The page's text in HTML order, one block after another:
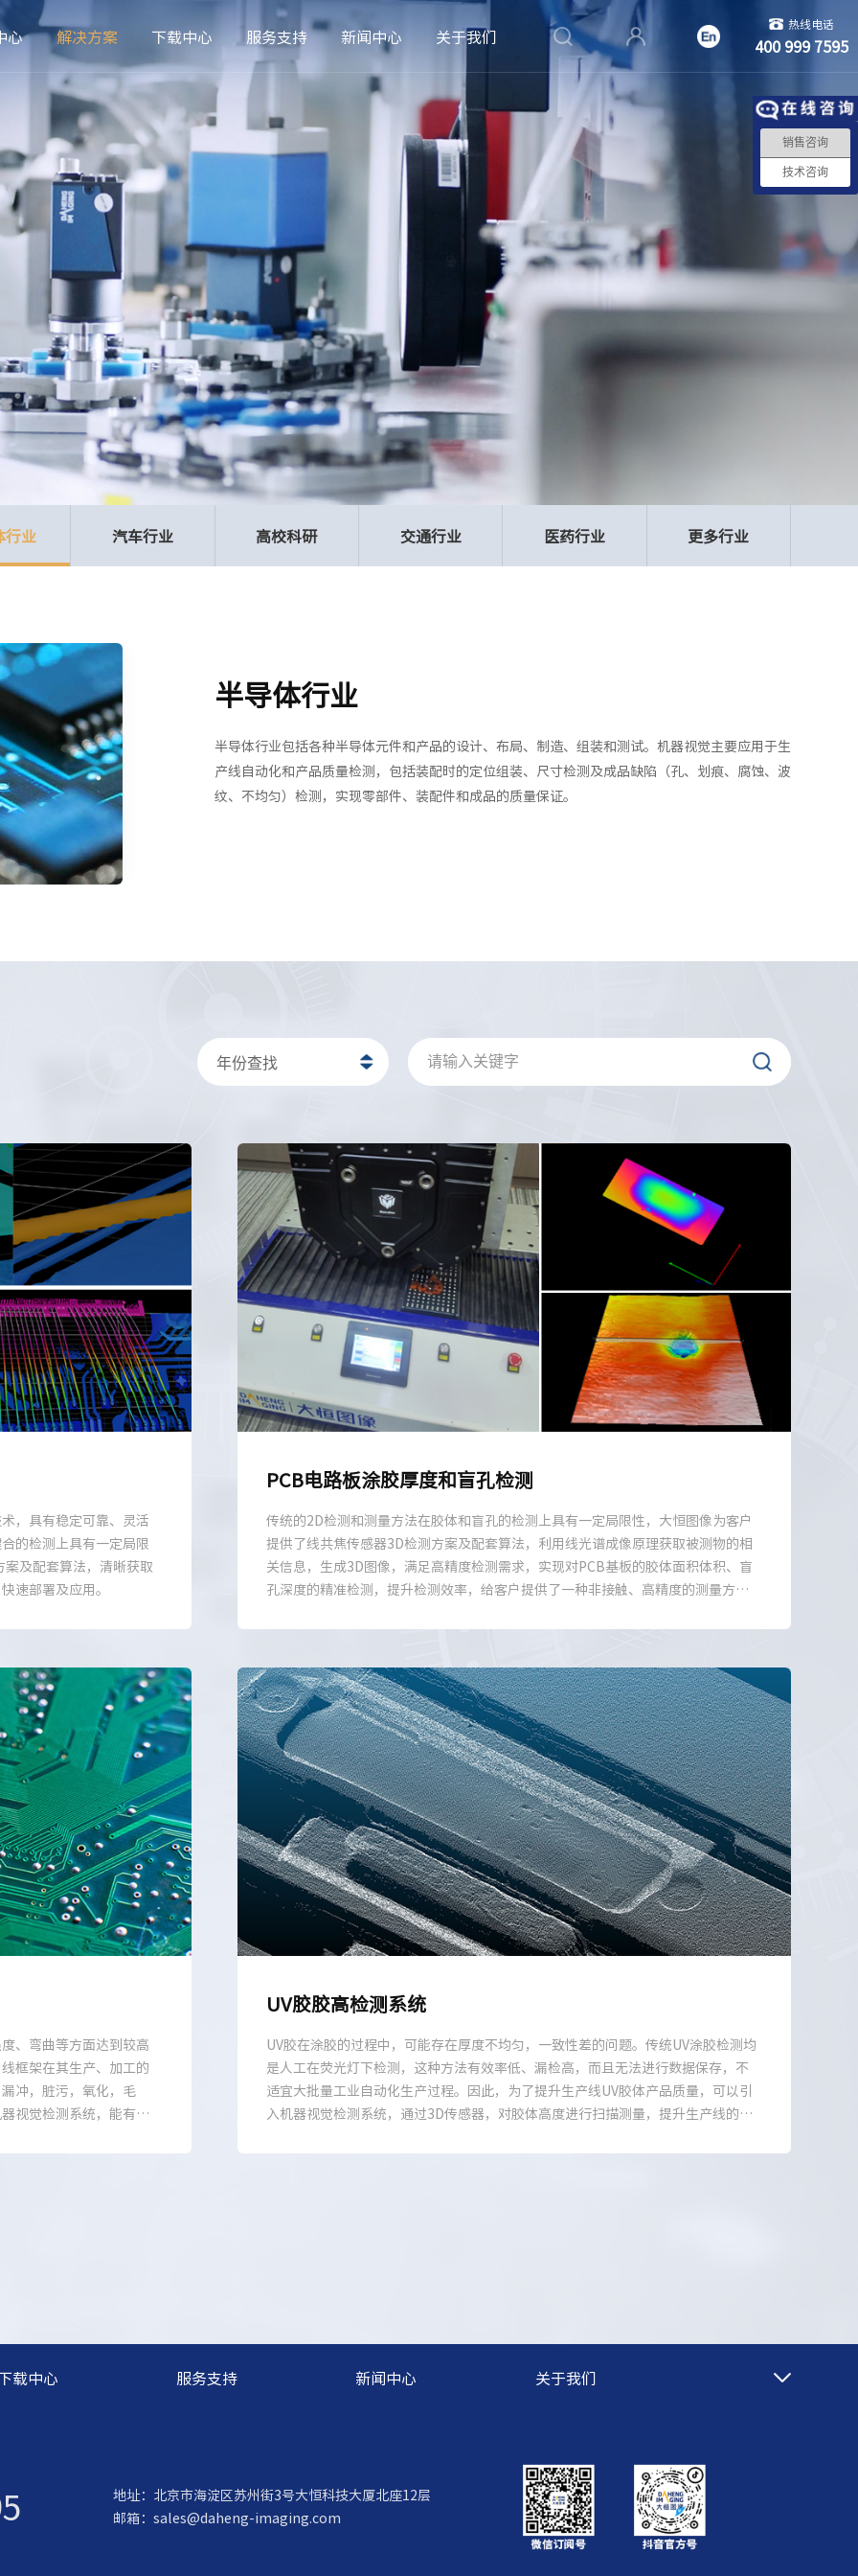
心 解决方案 下载中心 服务支持 新闻中心 关于我们
热线电话
400 999 7595
行业 汽车行业 高校科研 交通行业 医药行业 更多行业
半导体行业
半导体行业包括各种半导体元件和产品的设计、布局、制造、组装和测试。机器视觉主要应用于生
产线自动化和产品质量检测，包括装配时的定位组装、尺寸检测及成品缺陷（孔、划痕、腐蚀、波
纹、不均匀）检测，实现零部件、装配件和成品的质量保证。
，具有稳定可靠、灵活
的检测上具有一定局限
及配套算法，清晰获取
速部署及应用。
PCB电路板涂胶厚度和盲孔检测
传统的2D检测和测量方法在胶体和盲孔的检测上具有一定局限性，大恒图像为客户
提供了线共焦传感器3D检测方案及配套算法，利用线光谱成像原理获取被测物的相
关信息，生成3D图像，满足高精度检测需求，实现对PCB基板的胶体面积体积、盲
孔深度的精准检测，提升检测效率，给客户提供了一种非接触、高精度的测量方
、弯曲等方面达到较高
框架在其生产、加工的
冲，脏污，氧化，毛
视觉检测系统，能有效
UV胶胶高检测系统
UV胶在涂胶的过程中，可能存在厚度不均匀，一致性差的问题。传统UV涂胶检测均
是人工在荧光灯下检测，这种方法有效率低、漏检高，而且无法进行数据保存，不
适宜大批量工业自动化生产过程。因此，为了提升生产线UV胶体产品质量，可以引
入机器视觉检测系统，通过3D传感器，对胶体高度进行扫描测量，提升生产线的效
载中心 服务支持 新闻中心 关于我们
地址：北京市海淀区苏州街3号大恒科技大厦北座12层
邮箱：sales@daheng-imaging.com
销售咨询
技术咨询